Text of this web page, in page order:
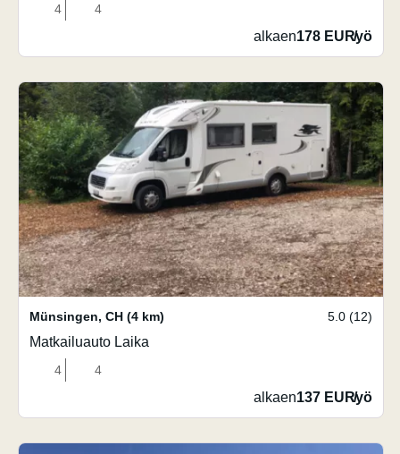
4 4
alkaen178 EUR/yö
Münsingen, CH (4 km) 5.0 (12)
Matkailuauto Laika
4 4
alkaen137 EUR/yö